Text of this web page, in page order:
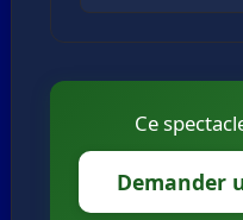
Ce
Demander